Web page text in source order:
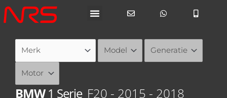
Ga
naar
BMW1 Serie F20 - 2015 - 2018